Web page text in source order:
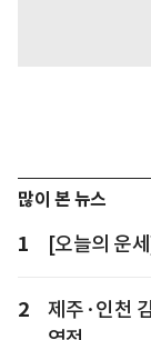
많이 본 뉴스
1 [오늘의 운
2
제주·인천